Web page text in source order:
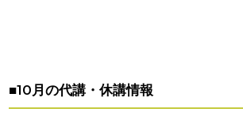
■10月の代講・休講情報